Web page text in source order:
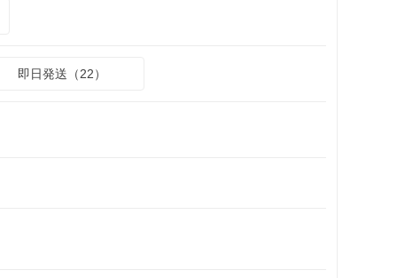
即日発送（22）